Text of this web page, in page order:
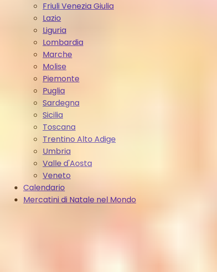
Friuli Venezia Giulia
Lazio
Liguria
Lombardia
Marche
Molise
Piemonte
Puglia
Sardegna
Sicilia
Toscana
Trentino Alto Adige
Umbria
Valle d'Aosta
Veneto
Calendario
Mercatini di Natale nel Mondo